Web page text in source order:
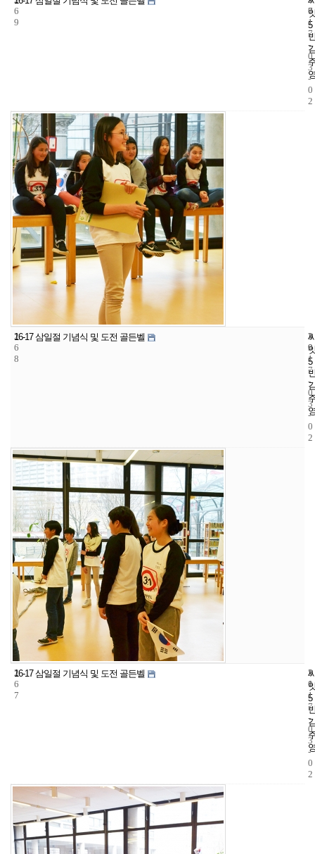
6
9
5
7
0
1
7
-
0
3
-
0
2
2
6
8
16-17 삼일절 기념식 및 도전 골든벨
5
2
9
2
0
1
7
-
0
3
-
0
2
2
6
7
16-17 삼일절 기념식 및 도전 골든벨
5
5
1
2
0
1
7
-
0
3
-
0
2